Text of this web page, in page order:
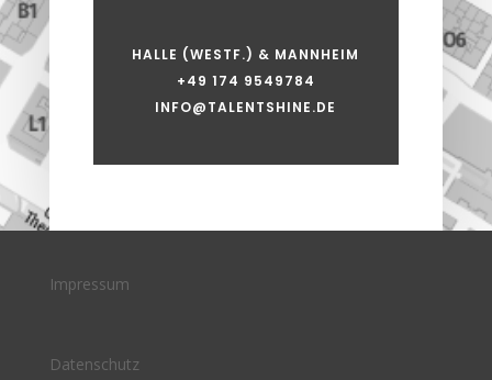
HALLE (WESTF.) & MANNHEIM
+49 174 9549784
INFO@TALENTSHINE.DE
Impressum
Datenschutz